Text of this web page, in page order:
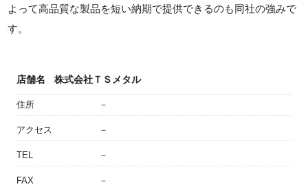
よって高品質な製品を短い納期で提供できるのも同社の強みで
す。
店舗名 株式会社ＴＳメタル
住所 －
アクセス －
TEL －
FAX －